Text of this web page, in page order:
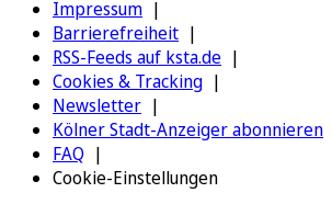
Impressum
Barrierefreiheit
RSS-Feeds auf ksta.de
Cookies & Tracking
Newsletter
Kölner Stadt-Anzeiger abonnieren
FAQ
Cookie-Einstellungen